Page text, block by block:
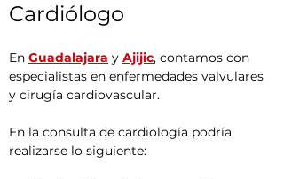
Cardiólogo
En Guadalajara y Ajijic, contamos con
especialistas en enfermedades valvulares
y cirugía cardiovascular.
En la consulta de cardiología podría
realizarse lo siguiente: